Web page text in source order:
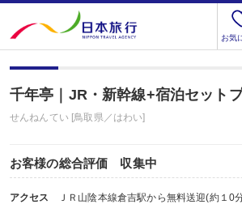
お気
千年亭｜JR・新幹線+宿泊セット
せんねんてい [鳥取県／はわい]
お客様の総合評価 収集中
アクセス ＪＲ山陰本線倉吉駅から無料送迎(約１0分